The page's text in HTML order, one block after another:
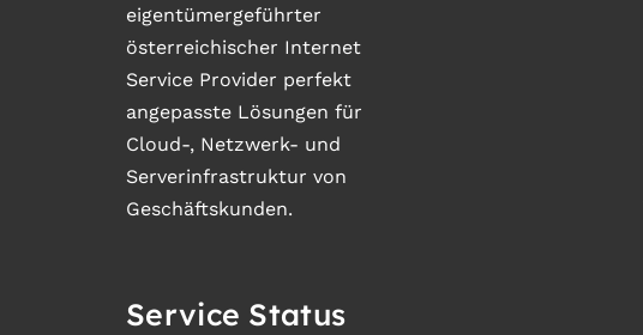
eigentümergeführter
österreichischer Internet
Service Provider perfekt
angepasste Lösungen für
Cloud-, Netzwerk- und
Serverinfrastruktur von
Geschäftskunden.
Service Status